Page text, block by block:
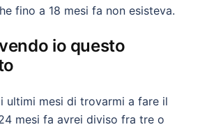
fino a 18 mesi fa non esisteva.
io questo
ultimi mesi di trovarmi a fare il
mesi fa avrei diviso fra tre o